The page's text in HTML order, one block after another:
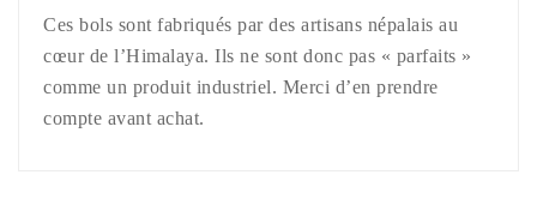
Ces bols sont fabriqués par des artisans népalais au
cœur de l’Himalaya. Ils ne sont donc pas « parfaits »
comme un produit industriel. Merci d’en prendre
compte avant achat.